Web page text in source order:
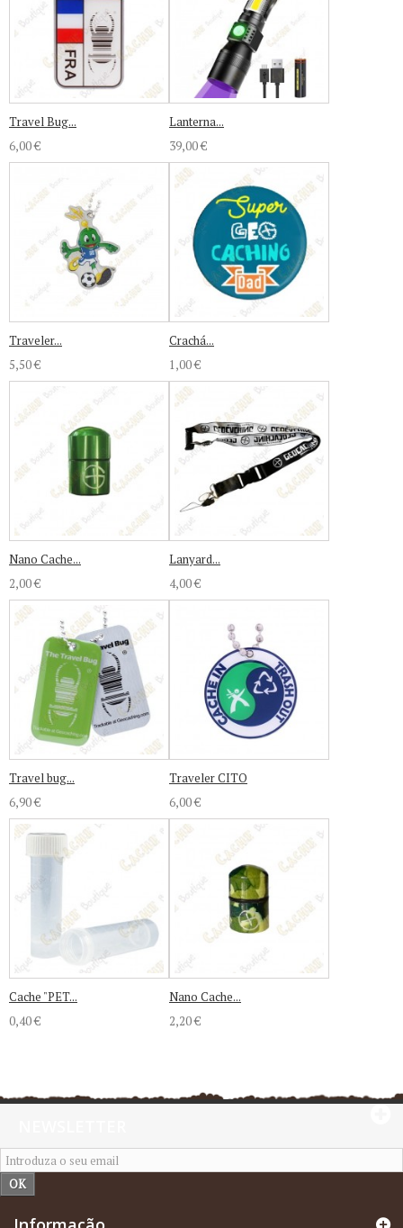
Travel Bug...
6,00 €
Lanterna...
39,00 €
Traveler...
5,50 €
Crachá...
1,00 €
Nano Cache...
2,00 €
Lanyard...
4,00 €
Travel bug...
6,90 €
Traveler CITO
6,00 €
Cache "PET...
0,40 €
Nano Cache...
2,20 €
OK